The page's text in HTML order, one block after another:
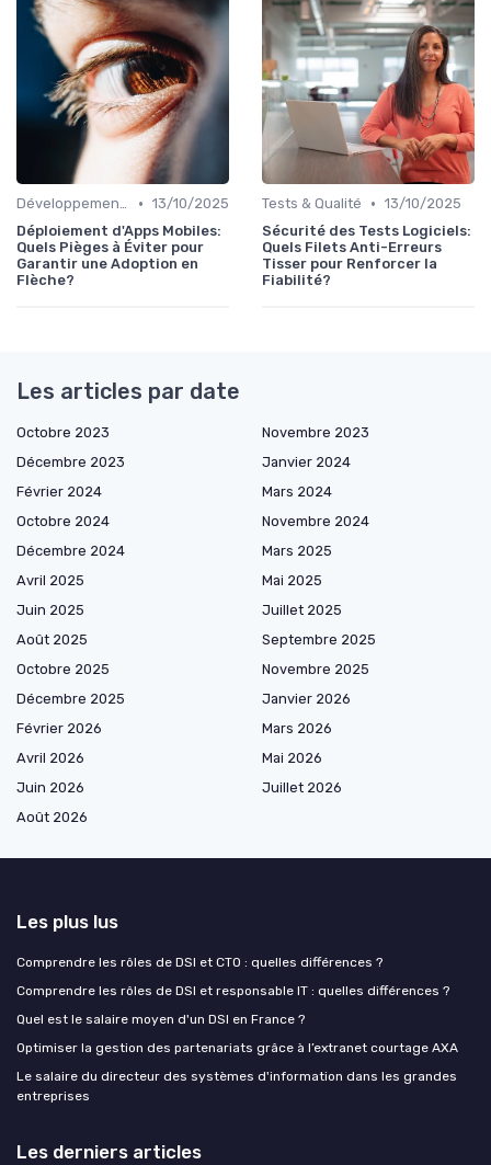
Développement mobile • 13/10/2025
Déploiement d'Apps Mobiles:
Quels Pièges à Éviter pour
Garantir une Adoption en
Flèche?
Tests & Qualité • 13/10/2025
Sécurité des Tests Logiciels:
Quels Filets Anti-Erreurs
Tisser pour Renforcer la
Fiabilité?
Les articles par date
Octobre 2023
Novembre 2023
Décembre 2023
Janvier 2024
Février 2024
Mars 2024
Octobre 2024
Novembre 2024
Décembre 2024
Mars 2025
Avril 2025
Mai 2025
Juin 2025
Juillet 2025
Août 2025
Septembre 2025
Octobre 2025
Novembre 2025
Décembre 2025
Janvier 2026
Février 2026
Mars 2026
Avril 2026
Mai 2026
Juin 2026
Juillet 2026
Août 2026
Les plus lus
Comprendre les rôles de DSI et CTO : quelles différences ?
Comprendre les rôles de DSI et responsable IT : quelles différences ?
Quel est le salaire moyen d'un DSI en France ?
Optimiser la gestion des partenariats grâce à l’extranet courtage AXA
Le salaire du directeur des systèmes d'information dans les grandes
entreprises
Les derniers articles